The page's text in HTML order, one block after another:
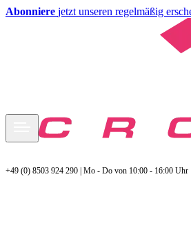
Abonniere jetzt unseren regelmäßig
+49 (0) 8503 924 290 | Mo - Do von 10:00 - 16:00 Uhr